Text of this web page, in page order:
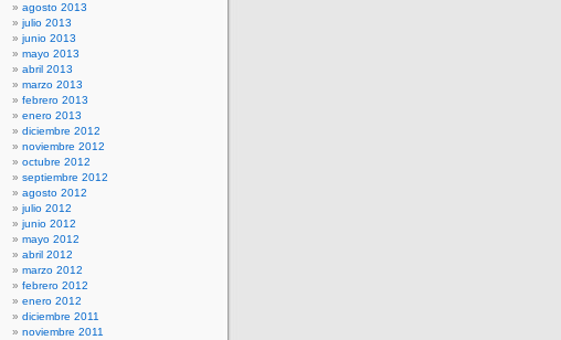
agosto 2013
julio 2013
junio 2013
mayo 2013
abril 2013
marzo 2013
febrero 2013
enero 2013
diciembre 2012
noviembre 2012
octubre 2012
septiembre 2012
agosto 2012
julio 2012
junio 2012
mayo 2012
abril 2012
marzo 2012
febrero 2012
enero 2012
diciembre 2011
noviembre 2011